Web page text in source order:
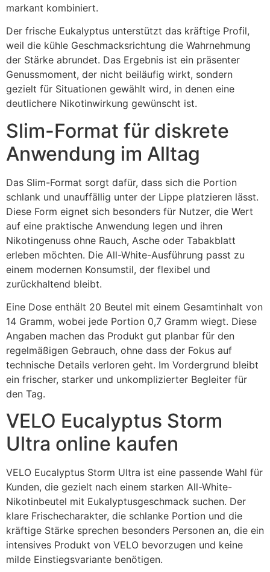
markant kombiniert.
Der frische Eukalyptus unterstützt das kräftige Profil,
weil die kühle Geschmacksrichtung die Wahrnehmung
der Stärke abrundet. Das Ergebnis ist ein präsenter
Genussmoment, der nicht beiläufig wirkt, sondern
gezielt für Situationen gewählt wird, in denen eine
deutlichere Nikotinwirkung gewünscht ist.
Slim-Format für diskrete
Anwendung im Alltag
Das Slim-Format sorgt dafür, dass sich die Portion
schlank und unauffällig unter der Lippe platzieren lässt.
Diese Form eignet sich besonders für Nutzer, die Wert
auf eine praktische Anwendung legen und ihren
Nikotingenuss ohne Rauch, Asche oder Tabakblatt
erleben möchten. Die All-White-Ausführung passt zu
einem modernen Konsumstil, der flexibel und
zurückhaltend bleibt.
Eine Dose enthält 20 Beutel mit einem Gesamtinhalt von
14 Gramm, wobei jede Portion 0,7 Gramm wiegt. Diese
Angaben machen das Produkt gut planbar für den
regelmäßigen Gebrauch, ohne dass der Fokus auf
technische Details verloren geht. Im Vordergrund bleibt
ein frischer, starker und unkomplizierter Begleiter für
den Tag.
VELO Eucalyptus Storm
Ultra online kaufen
VELO Eucalyptus Storm Ultra ist eine passende Wahl für
Kunden, die gezielt nach einem starken All-White-
Nikotinbeutel mit Eukalyptusgeschmack suchen. Der
klare Frischecharakter, die schlanke Portion und die
kräftige Stärke sprechen besonders Personen an, die ein
intensives Produkt von VELO bevorzugen und keine
milde Einstiegsvariante benötigen.